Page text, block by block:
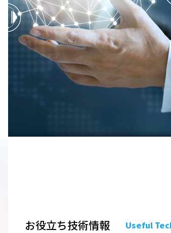
お役立ち技術情報 Useful